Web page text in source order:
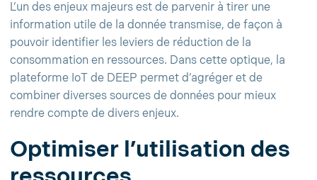
L’un des enjeux majeurs est de parvenir à tirer une
information utile de la donnée transmise, de façon à
pouvoir identifier les leviers de réduction de la
consommation en ressources. Dans cette optique, la
plateforme IoT de DEEP permet d’agréger et de
combiner diverses sources de données pour mieux
rendre compte de divers enjeux.
Optimiser l’utilisation des